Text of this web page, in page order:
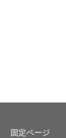
固定ページ